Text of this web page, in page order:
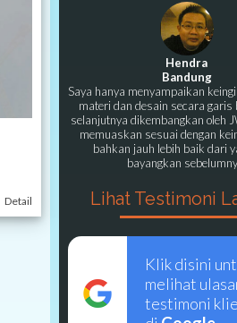
Detail
Hendra
Bandung
Saya hanya menyampaikan
materi dan desain secara garis
selanjutnya dikembangkan oleh
memuaskan sesuai dengan
bahkan jauh lebih baik dari
bayangkan
Lihat Testimoni
Klik disini
melihat
testimoni